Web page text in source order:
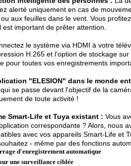
alerté uniquement en cas de
aux feuilles dans le vent. Vous
important de prêter attention.
le système via HDMI à votre
H.265 et l'option de stockage
pour toutes vos enregistrements
"ELESION" dans le monde
se passe devant l'objectif de la
de toute activité !
Smart-Life et Tuya existant : Vous
correspondante ? Alors, nous
avec vos appareils Smart-Life et
- même par des fonctions
d'enregistrement automatique
une surveillance ciblée